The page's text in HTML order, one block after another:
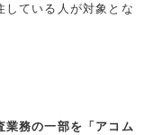
している人が対象とな
業務の一部を「アコム